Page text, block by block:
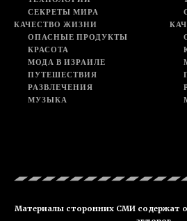
СЕКРЕТЫ МИРА
КАЧЕСТВО ЖИЗНИ
ОПАСНЫЕ ПРОДУКТЫ
КРАСОТА
МОДА В ИЗРАИЛЕ
ПУТЕШЕСТВИЯ
РАЗВЛЕЧЕНИЯ
МУЗЫКА
Материалы сторонних СМИ содержат